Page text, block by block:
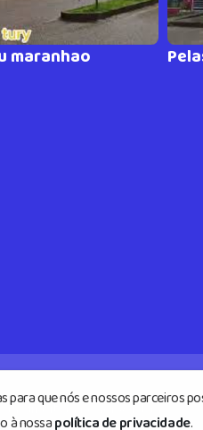
maranhao
para que nós e nossos parceiros
à nossapolítica de privacidade.
direitos reservados.